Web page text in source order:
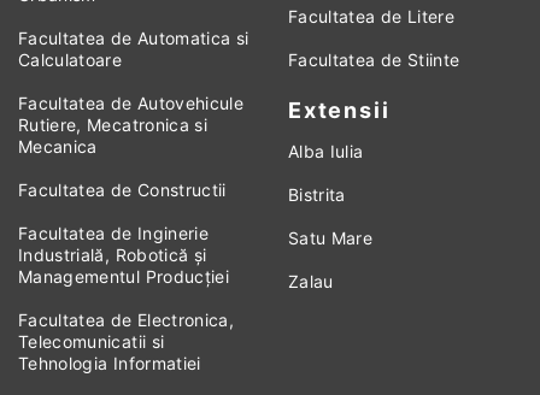
Facultatea de Automatica si
Calculatoare
Facultatea de Autovehicule
Rutiere, Mecatronica si
Mecanica
Facultatea de Constructii
Facultatea de Inginerie
Industrială, Robotică și
Managementul Producției
Facultatea de Electronica,
Telecomunicatii si
Tehnologia Informatiei
Facultatea de Litere
Facultatea de Stiinte
Extensii
Alba Iulia
Bistrita
Satu Mare
Zalau